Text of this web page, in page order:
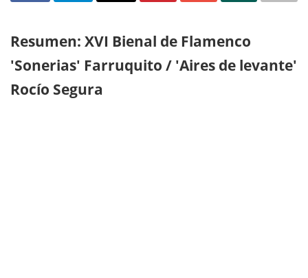
Resumen: XVI Bienal de Flamenco
'Sonerias' Farruquito / 'Aires de levante'
Rocío Segura